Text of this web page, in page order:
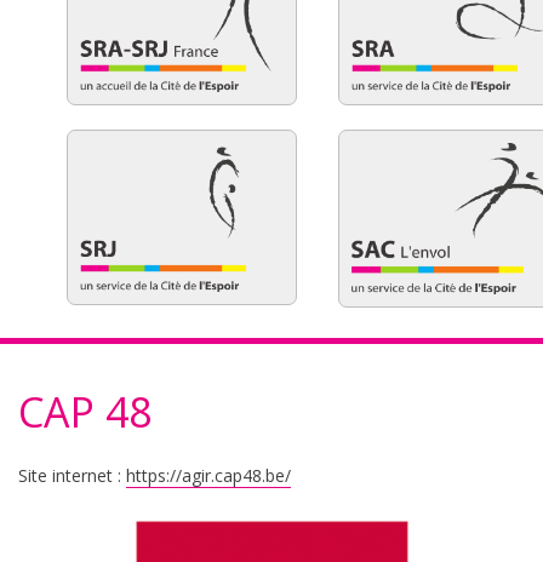
CAP 48
Site internet : https://agir.cap48.be/